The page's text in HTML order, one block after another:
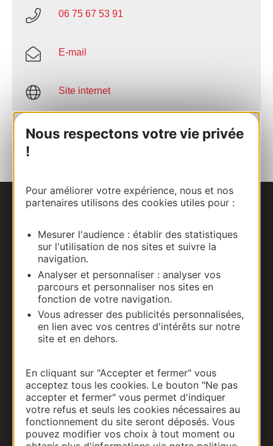
Nous respectons votre vie privée
!
Pour améliorer votre expérience, nous et nos
partenaires utilisons des cookies utiles pour :
Mesurer l'audience : établir des statistiques
sur l'utilisation de nos sites et suivre la
navigation.
Analyser et personnaliser : analyser vos
parcours et personnaliser nos sites en
fonction de votre navigation.
Vous adresser des publicités personnalisées,
en lien avec vos centres d'intérêts sur notre
site et en dehors.
En cliquant sur "Accepter et fermer" vous
acceptez tous les cookies. Le bouton "Ne pas
accepter et fermer" vous permet d'indiquer
votre refus et seuls les cookies nécessaires au
fonctionnement du site seront déposés. Vous
pouvez modifier vos choix à tout moment ou
06 75 67 53 91
E-mail
Site internet
AU CARNET
Carte interactive
Documentation
Thermalisme
Business/Mice